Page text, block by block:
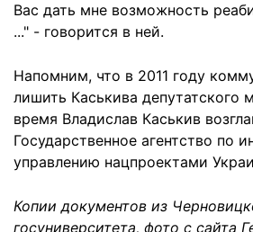
Вас дать мне возможность
..." - говорится в ней.
Напомним, что в 2011 году
лишить Каськива депутатского
время Владислав Каськив
Государственное агентство по
управлению нацпроектами
Копии документов из
госуниверситета, фото с сайта